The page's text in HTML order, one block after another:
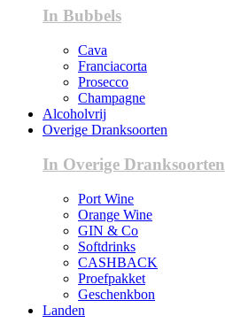
In Bubbels
Cava
Franciacorta
Prosecco
Champagne
Alcoholvrij
Overige Dranksoorten
In Overige Dranksoorten
Port Wine
Orange Wine
GIN & Co
Softdrinks
CASHBACK
Proefpakket
Geschenkbon
Landen